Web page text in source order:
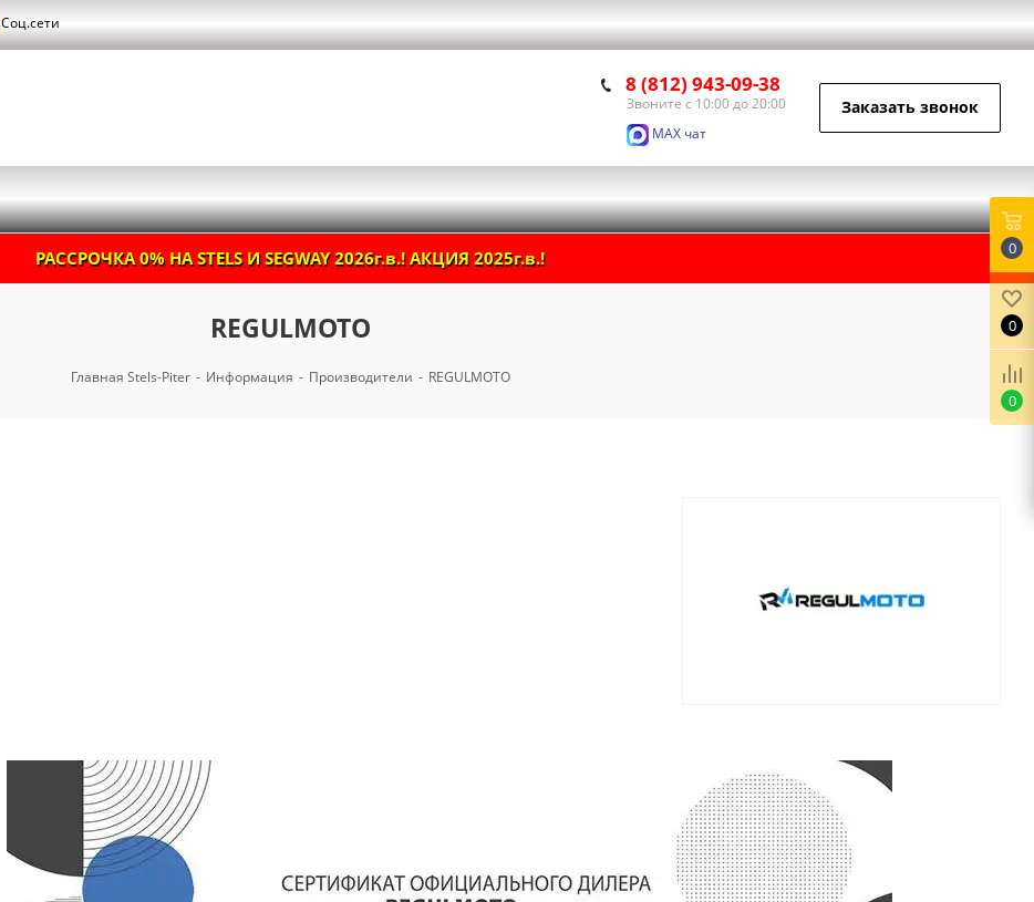
Соц.сети
8 (812) 943-09-38
Звоните с 10:00 до 20:00
MAX чат
Заказать звонок
РАССРОЧКА 0% НА STELS И SEGWAY 2026г.в.! АКЦИЯ 2025г.в.!
REGULMOTO
Главная Stels-Piter - Информация - Производители - REGULMOTO
0
0
0